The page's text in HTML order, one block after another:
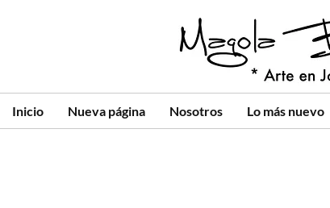
Inicio Nueva página Nosotros Lo más nuevo